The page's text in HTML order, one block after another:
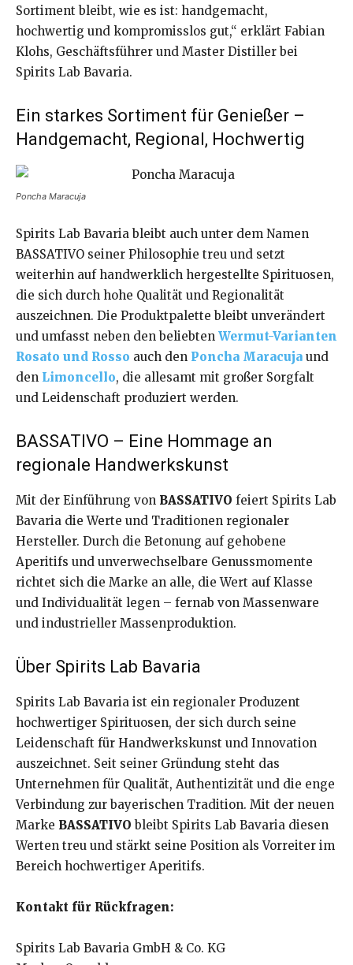
Sortiment bleibt, wie es ist: handgemacht,
hochwertig und kompromisslos gut,“ erklärt Fabian
Klohs, Geschäftsführer und Master Distiller bei
Spirits Lab Bavaria.
Ein starkes Sortiment für Genießer –
Handgemacht, Regional, Hochwertig
Poncha Maracuja
Spirits Lab Bavaria bleibt auch unter dem Namen
BASSATIVO seiner Philosophie treu und setzt
weiterhin auf handwerklich hergestellte Spirituosen,
die sich durch hohe Qualität und Regionalität
auszeichnen. Die Produktpalette bleibt unverändert
und umfasst neben den beliebten Wermut-Varianten
Rosato und Rosso auch den Poncha Maracuja und
den Limoncello, die allesamt mit großer Sorgfalt
und Leidenschaft produziert werden.
BASSATIVO – Eine Hommage an
regionale Handwerkskunst
Mit der Einführung von BASSATIVO feiert Spirits Lab
Bavaria die Werte und Traditionen regionaler
Hersteller. Durch die Betonung auf gehobene
Aperitifs und unverwechselbare Genussmomente
richtet sich die Marke an alle, die Wert auf Klasse
und Individualität legen – fernab von Massenware
und industrieller Massenproduktion.
Über Spirits Lab Bavaria
Spirits Lab Bavaria ist ein regionaler Produzent
hochwertiger Spirituosen, der sich durch seine
Leidenschaft für Handwerkskunst und Innovation
auszeichnet. Seit seiner Gründung steht das
Unternehmen für Qualität, Authentizität und die enge
Verbindung zur bayerischen Tradition. Mit der neuen
Marke BASSATIVO bleibt Spirits Lab Bavaria diesen
Werten treu und stärkt seine Position als Vorreiter im
Bereich hochwertiger Aperitifs.
Kontakt für Rückfragen:
Spirits Lab Bavaria GmbH & Co. KG